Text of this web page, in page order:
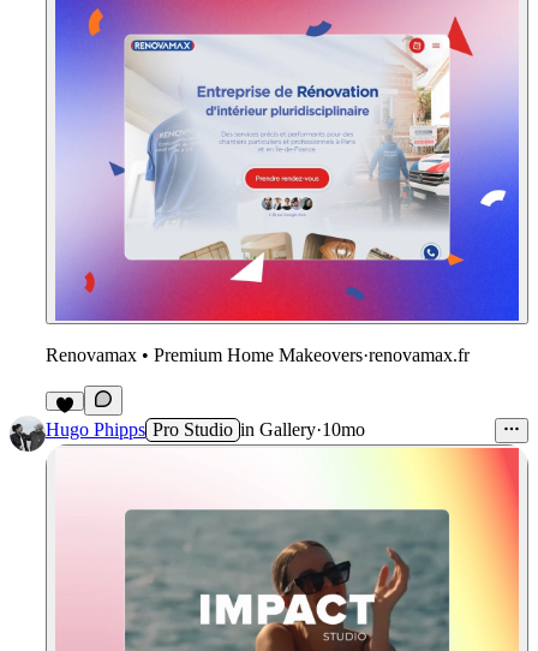
Renovamax • Premium Home Makeovers·renovamax.fr
2
Hugo Phipps Pro Studio in Gallery·10mo